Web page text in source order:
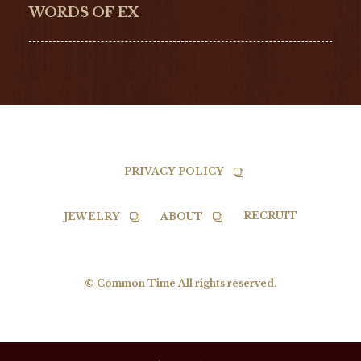
NORQAIN
TISSOT
WORDS OF EX
PRIVACY POLICY
© Common Time All rights reserved.
JEWELRY ABOUT RECRUIT